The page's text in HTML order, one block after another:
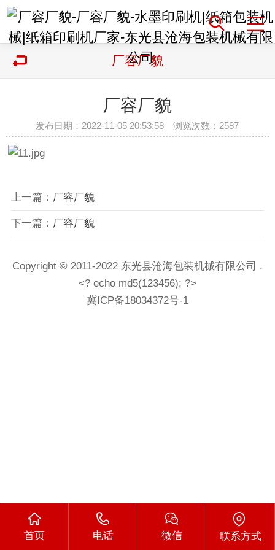
厂容厂貌
厂容厂貌
发布日期：2022-11-05 20:53:58 浏览次数： 2587
上一篇： 厂容厂貌
下一篇： 厂容厂貌
Copyright © 2011-2022 东光县沧海包装机械有限公司 .
<? echo md5(123456); ?>
冀ICP备18034372号-1
首页 电话 微信 联系方式